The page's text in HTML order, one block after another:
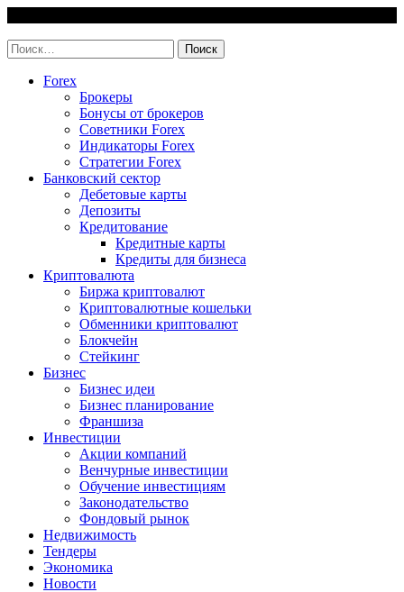
content
Найти:
Forex
Брокеры
Бонусы от брокеров
Советники Forex
Индикаторы Forex
Стратегии Forex
Банковский сектор
Дебетовые карты
Депозиты
Кредитование
Кредитные карты
Кредиты для бизнеса
Криптовалюта
Биржа криптовалют
Криптовалютные кошельки
Обменники криптовалют
Блокчейн
Стейкинг
Бизнес
Бизнес идеи
Бизнес планирование
Франшиза
Инвестиции
Акции компаний
Венчурные инвестиции
Обучение инвестициям
Законодательство
Фондовый рынок
Недвижимость
Тендеры
Экономика
Новости